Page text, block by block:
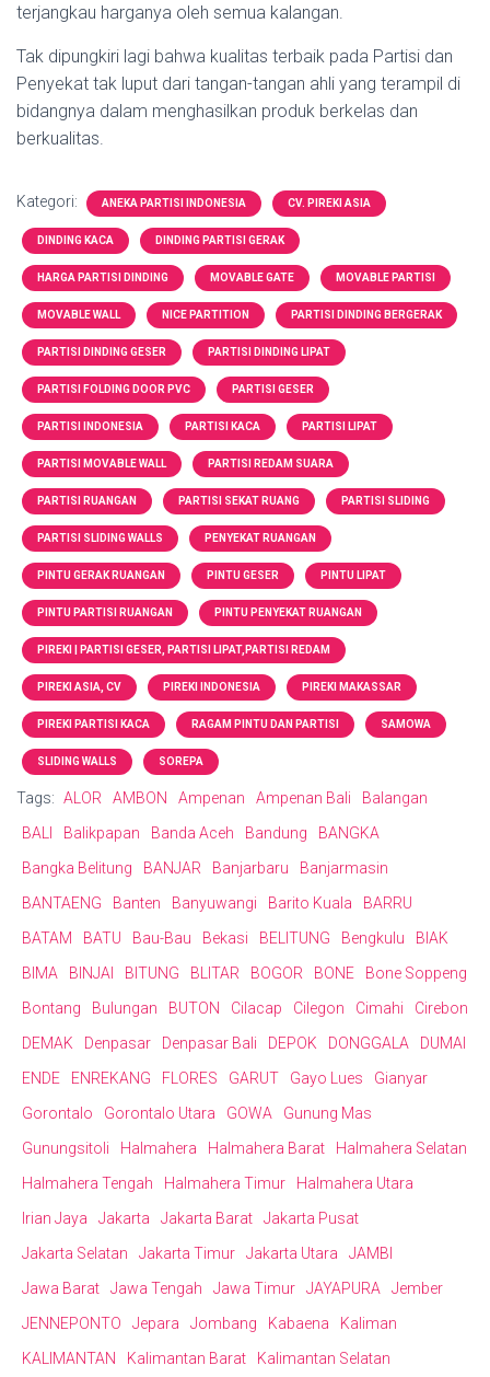
terjangkau harganya oleh semua kalangan.
Tak dipungkiri lagi bahwa kualitas terbaik pada Partisi dan
Penyekat tak luput dari tangan-tangan ahli yang terampil di
bidangnya dalam menghasilkan produk berkelas dan
berkualitas.
Kategori: ANEKA PARTISI INDONESIA CV. PIREKI ASIA
DINDING KACA DINDING PARTISI GERAK
HARGA PARTISI DINDING MOVABLE GATE MOVABLE PARTISI
MOVABLE WALL NICE PARTITION PARTISI DINDING BERGERAK
PARTISI DINDING GESER PARTISI DINDING LIPAT
PARTISI FOLDING DOOR PVC PARTISI GESER
PARTISI INDONESIA PARTISI KACA PARTISI LIPAT
PARTISI MOVABLE WALL PARTISI REDAM SUARA
PARTISI RUANGAN PARTISI SEKAT RUANG PARTISI SLIDING
PARTISI SLIDING WALLS PENYEKAT RUANGAN
PINTU GERAK RUANGAN PINTU GESER PINTU LIPAT
PINTU PARTISI RUANGAN PINTU PENYEKAT RUANGAN
PIREKI | PARTISI GESER, PARTISI LIPAT,PARTISI REDAM
PIREKI ASIA, CV PIREKI INDONESIA PIREKI MAKASSAR
PIREKI PARTISI KACA RAGAM PINTU DAN PARTISI SAMOWA
SLIDING WALLS SOREPA
Tags: ALOR AMBON Ampenan Ampenan Bali
Balangan
BALI
Balikpapan Banda Aceh Bandung
BANGKA
Bangka Belitung
BANJAR Banjarbaru
Banjarmasin
BANTAENG
Banten Banyuwangi Barito Kuala
BARRU
BATAM
BATU Bau-Bau Bekasi BELITUNG Bengkulu
BIAK
BIMA
BINJAI BITUNG BLITAR BOGOR BONE
Bone Soppeng
Bontang
Bulungan BUTON Cilacap Cilegon Cimahi
Cirebon
DEMAK
Denpasar Denpasar Bali DEPOK DONGGALA
DUMAI
ENDE
ENREKANG FLORES GARUT Gayo Lues
Gianyar
Gorontalo
Gorontalo Utara GOWA
Gunung Mas
Gunungsitoli
Halmahera Halmahera Barat
Halmahera Selatan
Halmahera Tengah
Halmahera Timur
Halmahera Utara
Irian Jaya
Jakarta Jakarta Barat
Jakarta Pusat
Jakarta Selatan
Jakarta Timur Jakarta Utara
JAMBI
Jawa Barat
Jawa Tengah Jawa Timur JAYAPURA
Jember
JENNEPONTO
Jepara Jombang Kabaena
Kaliman
KALIMANTAN
Kalimantan Barat Kalimantan Selatan